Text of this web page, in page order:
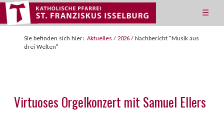
☰
Sie befinden sich hier: Aktuelles / 2026 / Nachbericht "Musik aus
drei Welten"
Virtuoses Orgelkonzert mit Samuel Ellers